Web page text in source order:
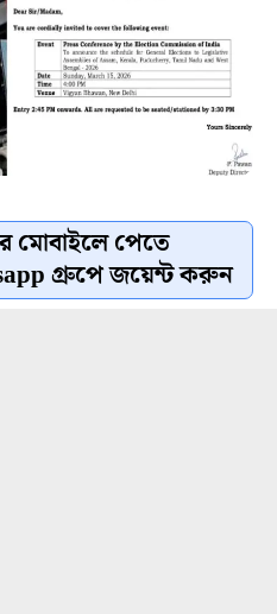
মোবাইলে পেতে
গ্রুপে জয়েন্ট করুন